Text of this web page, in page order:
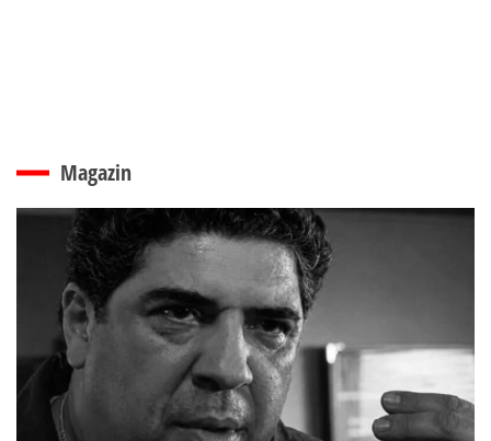
Magazin